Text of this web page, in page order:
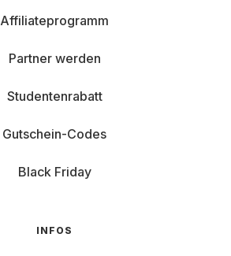
Affiliateprogramm
Partner werden
Studentenrabatt
Gutschein-Codes
Black Friday
INFOS